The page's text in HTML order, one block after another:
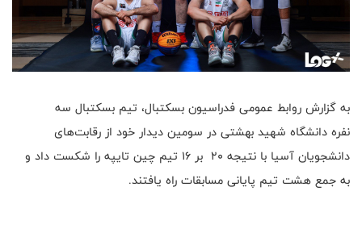
به گزارش روابط عمومی فدراسیون بسکتبال، تیم بسکتبال سه
نفره دانشگاه شهید بهشتی در سومین دیدار خود از رقابت‌های
دانشجویان آسیا با نتیجه ۲۰ بر ۱۶ تیم چین تایپه را شکست داد و
به جمع هشت تیم پایانی مسابقات راه یافتند.